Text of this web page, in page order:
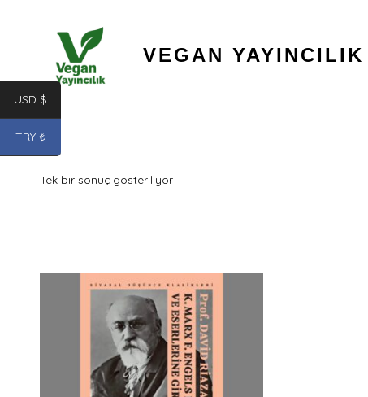
VEGAN YAYINCILIK
Tek bir sonuç gösteriliyor
USD $
TRY ₺